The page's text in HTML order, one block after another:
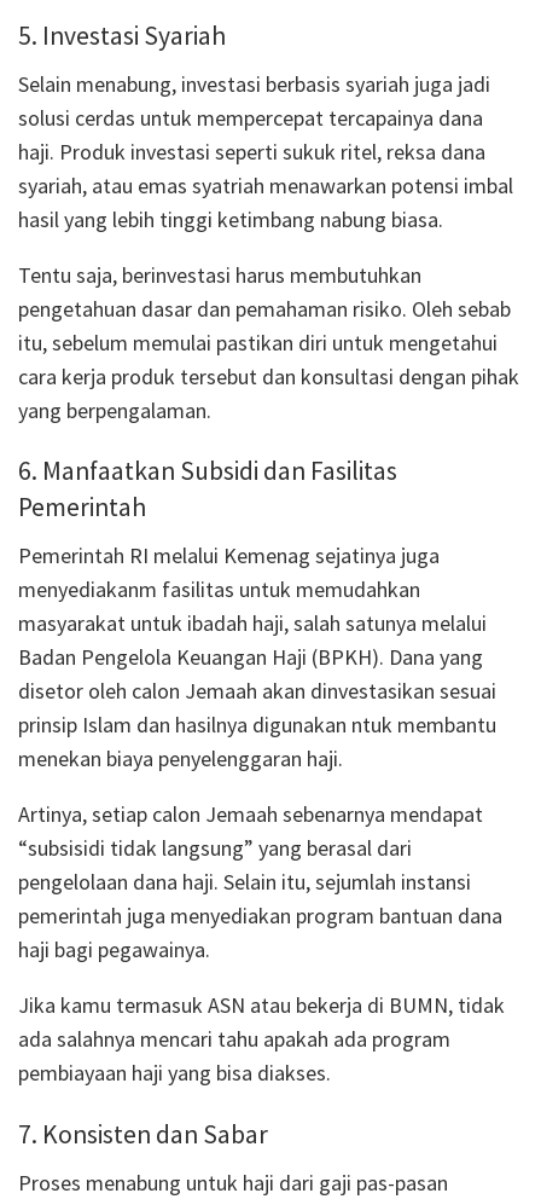
5. Investasi Syariah
Selain menabung, investasi berbasis syariah juga jadi
solusi cerdas untuk mempercepat tercapainya dana
haji. Produk investasi seperti sukuk ritel, reksa dana
syariah, atau emas syatriah menawarkan potensi imbal
hasil yang lebih tinggi ketimbang nabung biasa.
Tentu saja, berinvestasi harus membutuhkan
pengetahuan dasar dan pemahaman risiko. Oleh sebab
itu, sebelum memulai pastikan diri untuk mengetahui
cara kerja produk tersebut dan konsultasi dengan pihak
yang berpengalaman.
6. Manfaatkan Subsidi dan Fasilitas
Pemerintah
Pemerintah RI melalui Kemenag sejatinya juga
menyediakanm fasilitas untuk memudahkan
masyarakat untuk ibadah haji, salah satunya melalui
Badan Pengelola Keuangan Haji (BPKH). Dana yang
disetor oleh calon Jemaah akan dinvestasikan sesuai
prinsip Islam dan hasilnya digunakan ntuk membantu
menekan biaya penyelenggaran haji.
Artinya, setiap calon Jemaah sebenarnya mendapat
“subsisidi tidak langsung” yang berasal dari
pengelolaan dana haji. Selain itu, sejumlah instansi
pemerintah juga menyediakan program bantuan dana
haji bagi pegawainya.
Jika kamu termasuk ASN atau bekerja di BUMN, tidak
ada salahnya mencari tahu apakah ada program
pembiayaan haji yang bisa diakses.
7. Konsisten dan Sabar
Proses menabung untuk haji dari gaji pas-pasan